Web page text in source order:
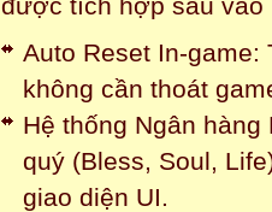
Auto Reset In-game:
không cần thoát
Hệ thống Ngân
quý (Bless, Soul,
giao diện UI.